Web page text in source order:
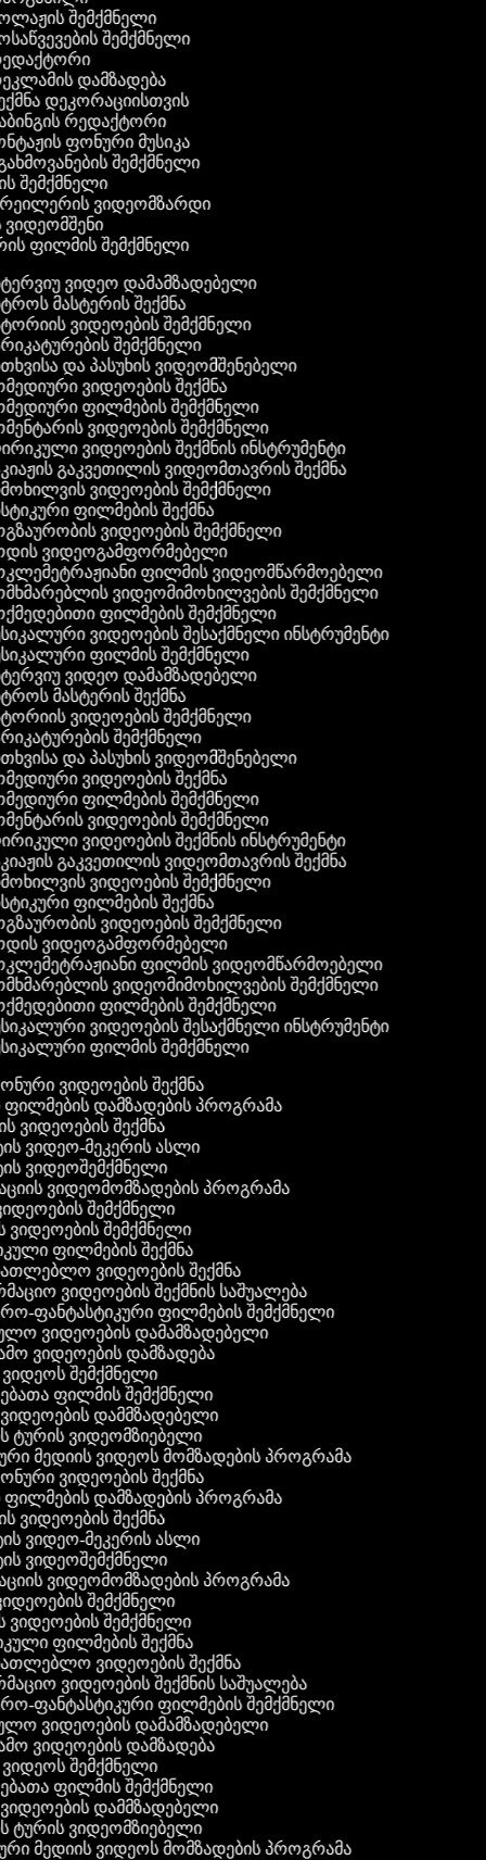
შემქმნელი
შემქმნელი
დამზადება
დეკორაციისთვის
რედაქტორი
ფონური მუსიკა
შემქმნელი
შემქმნელი
ვიდეომზარდი
ვიდეომშენი
ფილმის შემქმნელი
ვიდეო დამამზადებელი
მასტერის შექმნა
ვიდეოების შემქმნელი
შემქმნელი
და პასუხის ვიდეომშენებელი
ვიდეოების შექმნა
ფილმების შემქმნელი
ვიდეოების შემქმნელი
ვიდეოების შექმნის ინსტრუმენტი
გაკვეთილის ვიდეომთავრის შექმნა
ვიდეოების შემქმნელი
ფილმების შექმნა
ვიდეოების შემქმნელი
ვიდეოგამფორმებელი
ფილმის ვიდეომწარმოებელი
ვიდეომიმოხილვების შემქმნელი
ფილმების შემქმნელი
ვიდეოების შესაქმნელი ინსტრუმენტი
ფილმის შემქმნელი
ვიდეო დამამზადებელი
მასტერის შექმნა
ვიდეოების შემქმნელი
შემქმნელი
და პასუხის ვიდეომშენებელი
ვიდეოების შექმნა
ფილმების შემქმნელი
ვიდეოების შემქმნელი
ვიდეოების შექმნის ინსტრუმენტი
გაკვეთილის ვიდეომთავრის შექმნა
ვიდეოების შემქმნელი
ფილმების შექმნა
ვიდეოების შემქმნელი
ვიდეოგამფორმებელი
ფილმის ვიდეომწარმოებელი
ვიდეომიმოხილვების შემქმნელი
ფილმების შემქმნელი
ვიდეოების შესაქმნელი ინსტრუმენტი
ფილმის შემქმნელი
ვიდეოების შექმნა
ფილმების დამზადების პროგრამა
ვიდეოების შექმნა
ვიდეო-მეკერის ასლი
ვიდეოშემქმნელი
ვიდეომომზადების პროგრამა
შემქმნელი
ვიდეოების შემქმნელი
ფილმების შექმნა
ვიდეოების შექმნა
ვიდეოების შექმნის საშუალება
ფანტასტიკური ფილმების შემქმნელი
ვიდეოების დამამზადებელი
ვიდეოების დამზადება
ვიდეოს შემქმნელი
ფილმის შემქმნელი
ვიდეოების დამმზადებელი
ტურის ვიდეომზიებელი
მედიის ვიდეოს მომზადების პროგრამა
ვიდეოების შექმნა
ფილმების დამზადების პროგრამა
ვიდეოების შექმნა
ვიდეო-მეკერის ასლი
ვიდეოშემქმნელი
ვიდეომომზადების პროგრამა
შემქმნელი
ვიდეოების შემქმნელი
ფილმების შექმნა
ვიდეოების შექმნა
ვიდეოების შექმნის საშუალება
ფანტასტიკური ფილმების შემქმნელი
ვიდეოების დამამზადებელი
ვიდეოების დამზადება
ვიდეოს შემქმნელი
ფილმის შემქმნელი
ვიდეოების დამმზადებელი
ტურის ვიდეომზიებელი
მედიის ვიდეოს მომზადების პროგრამა